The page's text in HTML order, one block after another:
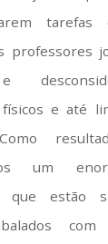
tarefas
professores
físicos e até
um
que estão
com